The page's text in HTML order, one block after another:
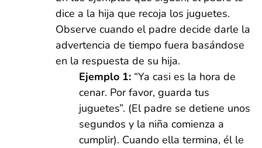
dice a la hija que recoja los juguetes.
Observe cuando el padre decide darle la
advertencia de tiempo fuera basándose
en la respuesta de su hija.
Ejemplo 1: “Ya casi es la hora de
cenar. Por favor, guarda tus
juguetes”. (El padre se detiene unos
segundos y la niña comienza a
cumplir). Cuando ella termina, él le